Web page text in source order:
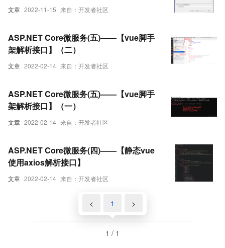
文章 2022-11-15 来自：开发者社区
文章 2022-02-14 来自：开发者社区
ASP.NET Core微服务(五)——【vue脚手
架解析接口】（二）
文章 2022-02-14 来自：开发者社区
ASP.NET Core微服务(五)——【vue脚手
架解析接口】（一）
文章 2022-02-14 来自：开发者社区
ASP.NET Core微服务(四)——【静态vue
使用axios解析接口】
< 1 >
1 / 1